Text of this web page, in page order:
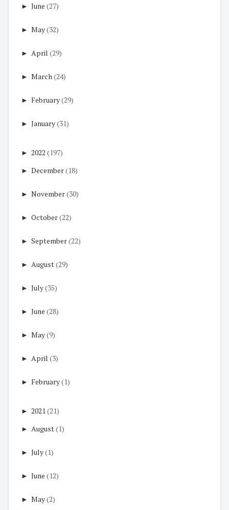
► June (27)
► May(32)
► April (29)
► March(24)
► February(29)
► January(31)
► 2022 (197)
► December(18)
► November(30)
► October(22)
► September(22)
► August(29)
► July(35)
► June (28)
► May(9)
► April (3)
► February(1)
► 2021 (21)
► August(1)
► July(1)
► June (12)
► May(2)